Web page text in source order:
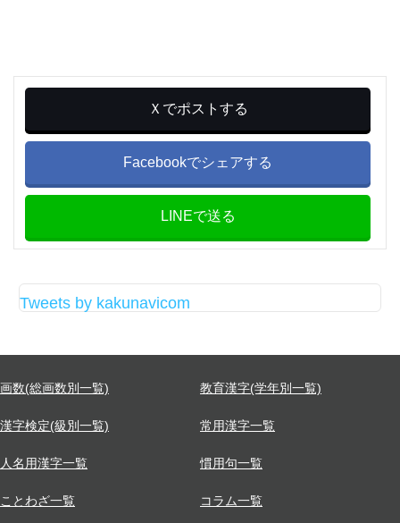
Ｘでポストする
Facebookでシェアする
LINEで送る
Tweets by kakunavicom
画数(総画数別一覧) 教育漢字(学年別一覧)
漢字検定(級別一覧) 常用漢字一覧
人名用漢字一覧 慣用句一覧
ことわざ一覧 コラム一覧